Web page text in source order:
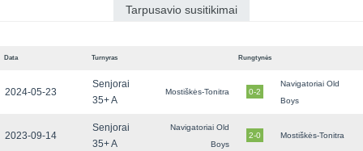
Tarpusavio susitikimai
Data Turnyras Rungtynės
2024-05-23
Senjorai
35+ A
Mostiškės-Tonitra 0-2
Navigatoriai Old
Boys
2023-09-14
Senjorai
35+ A
Navigatoriai Old
Boys
2-0 Mostiškės-Tonitra